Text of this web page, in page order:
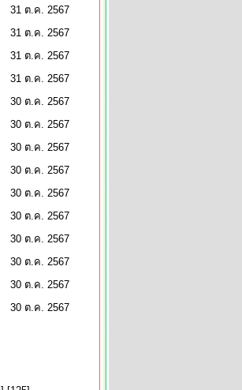
31 ต.ค. 2567
31 ต.ค. 2567
31 ต.ค. 2567
31 ต.ค. 2567
30 ต.ค. 2567
30 ต.ค. 2567
30 ต.ค. 2567
30 ต.ค. 2567
30 ต.ค. 2567
30 ต.ค. 2567
30 ต.ค. 2567
30 ต.ค. 2567
30 ต.ค. 2567
30 ต.ค. 2567